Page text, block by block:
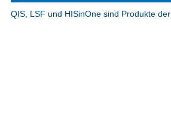
QIS, LSF und HISinOne sind Produkte der